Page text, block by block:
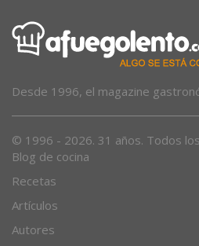
Blog de cocina
Recetas
Artículos